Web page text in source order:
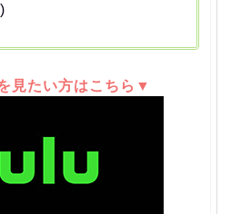
見たい方はこちら▼